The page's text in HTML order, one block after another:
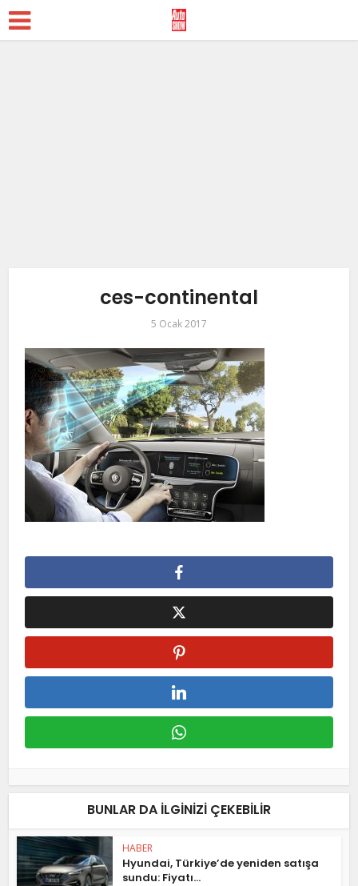
ces-continental
5 Ocak 2017
BUNLAR DA ILGINIZI ÇEKEBILIR
HABER
Hyundai, Türkiye’de yeniden satışa
sundu: Fiyatı...